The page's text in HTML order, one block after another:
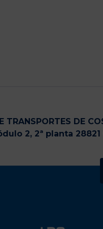
TRANSPORTES DE
2, 2ª planta